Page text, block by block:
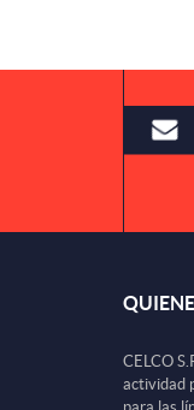
CELCO
actividad